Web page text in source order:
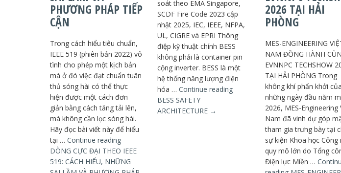
PHƯƠNG PHÁP TIẾP
CẬN
Trong cách hiểu tiêu chuẩn,
IEEE 519 (phiên bản 2022) vô
tình cho phép một kịch bản
mà ở đó việc đạt chuẩn tuân
thủ sóng hài có thể thực
hiện được một cách đơn
giản bằng cách tăng tải lên,
mà không cần lọc sóng hài.
Hãy đọc bài viết này để hiểu
tại … Continue reading
DÒNG CỰC ĐẠI THEO IEEE
519: CÁCH HIỂU, NHỮNG
soát theo EMA Singapore,
SCDF Fire Code 2023 cập
nhật 2025, IEC, IEEE, NFPA,
UL, CIGRE và EPRI Thông
điệp kỹ thuật chính BESS
không phải là container pin
cộng inverter. BESS là một
hệ thống năng lượng điện
hóa …Continue reading
BESS SAFETY
ARCHITECTURE →
2026 TẠI HẢI
PHÒNG
MES-ENGINEERING
NAM ĐỒNG HÀNH
EVNNPC TECHSHOW
TẠI HẢI PHÒNG Trong
không khí phấn khởi của
những ngày đầu năm
2026, MES-Engineering
Nam đã vinh dự góp
tham gia trưng bày tại
sự kiện Khoa học Công
quy mô lớn do Tổng
Điện lực Miền …